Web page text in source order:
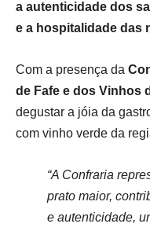
a autenticidade dos
e a hospitalidade das
Com a presença da
de Fafe e dos Vinhos
degustar a jóia da
com vinho verde da
“A Confraria
prato maior,
e autenticidade,